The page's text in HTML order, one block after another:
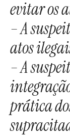
evitar os
– A
atos
– A
prática